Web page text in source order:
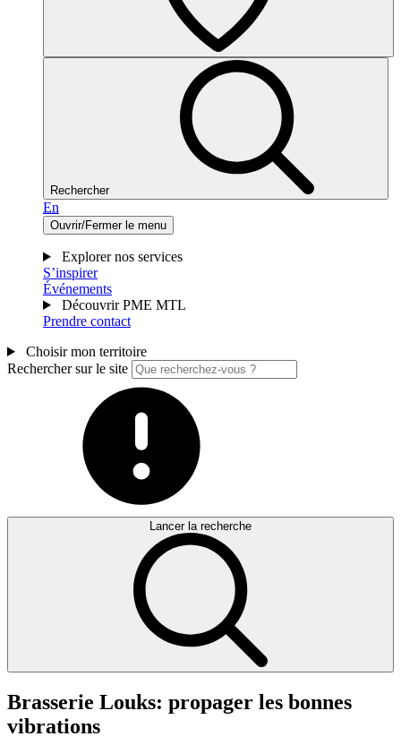
Rechercher
En
Ouvrir/Fermer le menu
Explorer nos services
S’inspirer
Événements
Découvrir PME MTL
Prendre contact
Choisir mon territoire
Rechercher sur le site
Lancer la recherche
Brasserie Louks: propager les bonnes
vibrations